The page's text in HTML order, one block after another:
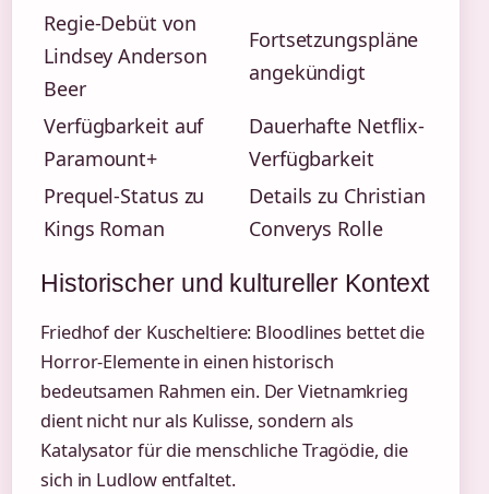
Regie-Debüt von
Lindsey Anderson
Beer
Fortsetzungspläne
angekündigt
Verfügbarkeit auf
Paramount+
Dauerhafte Netflix-
Verfügbarkeit
Prequel-Status zu
Kings Roman
Details zu Christian
Converys Rolle
Historischer und kultureller Kontext
Friedhof der Kuscheltiere: Bloodlines bettet die
Horror-Elemente in einen historisch
bedeutsamen Rahmen ein. Der Vietnamkrieg
dient nicht nur als Kulisse, sondern als
Katalysator für die menschliche Tragödie, die
sich in Ludlow entfaltet.